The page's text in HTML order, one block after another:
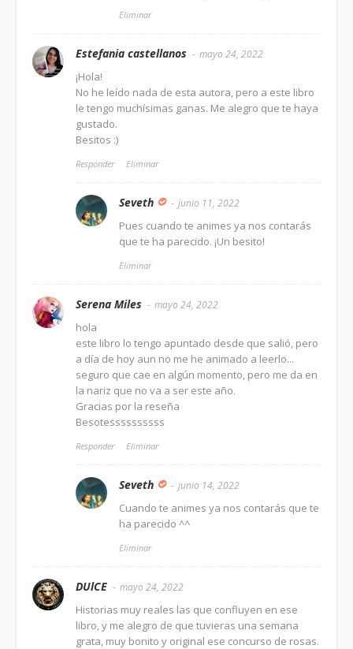
Eliminar
Estefania castellanos mayo 24, 2022
¡Hola!
No he leído nada de esta autora, pero a este libro
le tengo muchísimas ganas. Me alegro que te haya
gustado.
Besitos :)
Responder Eliminar
Seveth junio 11, 2022
Pues cuando te animes ya nos contarás
que te ha parecido. ¡Un besito!
Eliminar
Serena Miles mayo 24, 2022
hola
este libro lo tengo apuntado desde que salió, pero
a día de hoy aun no me he animado a leerlo...
seguro que cae en algún momento, pero me da en
la nariz que no va a ser este año.
Gracias por la reseña
Besotessssssssss
Responder Eliminar
Seveth junio 14, 2022
Cuando te animes ya nos contarás que te
ha parecido ^^
Eliminar
DUlCE mayo 24, 2022
Historias muy reales las que confluyen en ese
libro, y me alegro de que tuvieras una semana
grata, muy bonito y original ese concurso de rosas.